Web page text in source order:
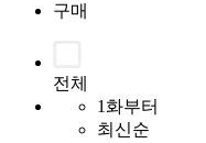
구매
전체
1화부터
최신순